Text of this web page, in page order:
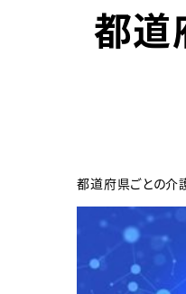
都道
都道府県ごとの介